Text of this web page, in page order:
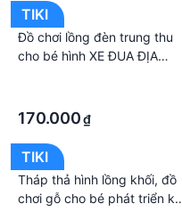
TIKI
Đồ chơi lồng đèn trung thu
cho bé hình XE ĐUA ĐỊA
tặng trung thu
170.000₫
TIKI
Tháp thả hình lồng khối, đồ
chơi gỗ cho bé phát triển kỹ